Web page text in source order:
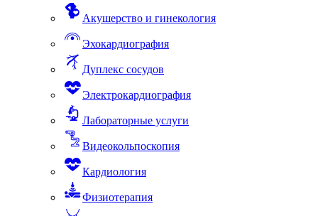
Акушерство и гинекология
Эхокардиография
Дуплекс сосудов
Электрокардиография
Лабораторные услуги
Видеокольпоскопия
Кардиология
Физиотерапия